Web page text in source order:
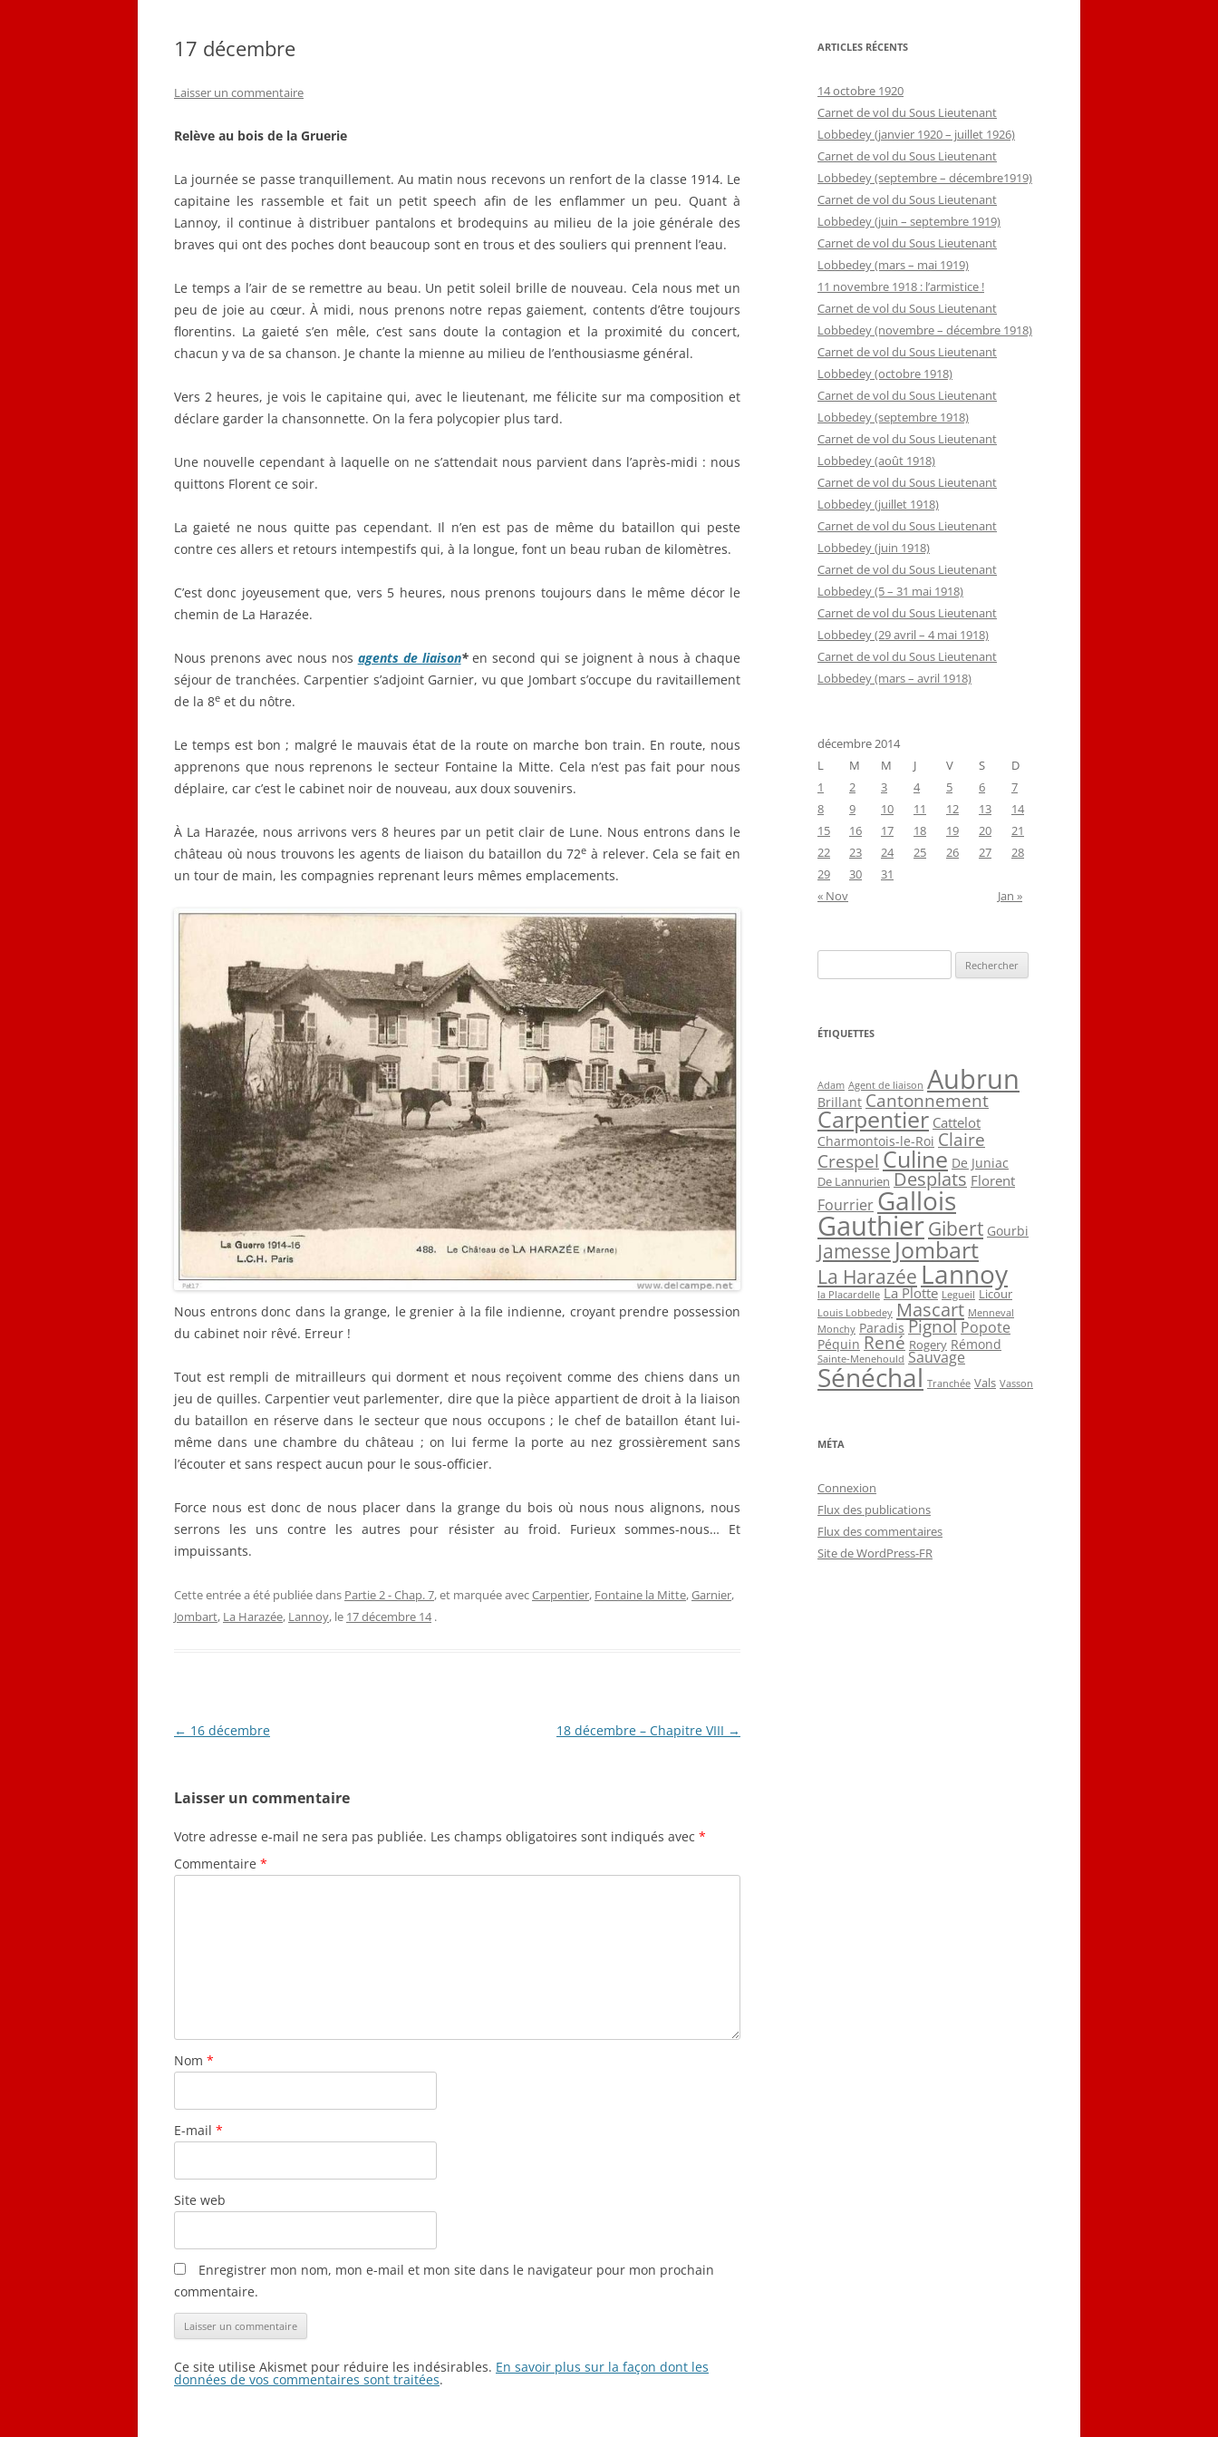
CARNET DE VOL (1916-1921)
17 décembre
Laisser un commentaire
Relève au bois de la Gruerie
La journée se passe tranquillement. Au matin nous recevons un renfort de la classe 1914. Le
capitaine les rassemble et fait un petit speech afin de les enflammer un peu. Quant à
Lannoy, il continue à distribuer pantalons et brodequins au milieu de la joie générale des
braves qui ont des poches dont beaucoup sont en trous et des souliers qui prennent l’eau.
Le temps a l’air de se remettre au beau. Un petit soleil brille de nouveau. Cela nous met un
peu de joie au cœur. À midi, nous prenons notre repas gaiement, contents d’être toujours
florentins. La gaieté s’en mêle, c’est sans doute la contagion et la proximité du concert,
chacun y va de sa chanson. Je chante la mienne au milieu de l’enthousiasme général.
Vers 2 heures, je vois le capitaine qui, avec le lieutenant, me félicite sur ma composition et
déclare garder la chansonnette. On la fera polycopier plus tard.
Une nouvelle cependant à laquelle on ne s’attendait nous parvient dans l’après-midi : nous
quittons Florent ce soir.
La gaieté ne nous quitte pas cependant. Il n’en est pas de même du bataillon qui peste
contre ces allers et retours intempestifs qui, à la longue, font un beau ruban de kilomètres.
C’est donc joyeusement que, vers 5 heures, nous prenons toujours dans le même décor le
chemin de La Harazée.
Nous prenons avec nous nos agents de liaison*en second qui se joignent à nous à chaque
séjour de tranchées. Carpentier s’adjoint Garnier, vu que Jombart s’occupe du ravitaillement
de la 8e et du nôtre.
Le temps est bon ; malgré le mauvais état de la route on marche bon train. En route, nous
apprenons que nous reprenons le secteur Fontaine la Mitte. Cela n’est pas fait pour nous
déplaire, car c’est le cabinet noir de nouveau, aux doux souvenirs.
À La Harazée, nous arrivons vers 8 heures par un petit clair de Lune. Nous entrons dans le
château où nous trouvons les agents de liaison du bataillon du 72e à relever. Cela se fait en
un tour de main, les compagnies reprenant leurs mêmes emplacements.
Nous entrons donc dans la grange, le grenier à la file indienne, croyant prendre possession
du cabinet noir rêvé. Erreur !
Tout est rempli de mitrailleurs qui dorment et nous reçoivent comme des chiens dans un
jeu de quilles. Carpentier veut parlementer, dire que la pièce appartient de droit à la liaison
du bataillon en réserve dans le secteur que nous occupons ; le chef de bataillon étant lui-
même dans une chambre du château ; on lui ferme la porte au nez grossièrement sans
l’écouter et sans respect aucun pour le sous-officier.
Force nous est donc de nous placer dans la grange du bois où nous nous alignons, nous
serrons les uns contre les autres pour résister au froid. Furieux sommes-nous… Et
impuissants.
Cette entrée a été publiée dans Partie 2 - Chap. 7, et marquée avecCarpentier, Fontaine la Mitte,Garnier,
Jombart, La Harazée, Lannoy, le 17 décembre 14 .
Navigation
← 16 décembre 18 décembre – Chapitre VIII →
Laisser un commentaire
Votre adresse e-mail ne sera pas publiée. Les champs obligatoires sont indiqués avec *
Commentaire *
Nom *
E-mail *
Site web
Enregistrer mon nom, mon e-mail et mon site dans le navigateur pour mon prochain
commentaire.
Ce site utilise Akismet pour réduire les indésirables. En savoir plus sur la façon dont les
données de vos commentaires sont traitées.
ARTICLES RÉCENTS
14 octobre 1920
Carnet de vol du Sous Lieutenant
Lobbedey (janvier 1920 – juillet 1926)
Carnet de vol du Sous Lieutenant
Lobbedey (septembre – décembre1919)
Carnet de vol du Sous Lieutenant
Lobbedey (juin – septembre 1919)
Carnet de vol du Sous Lieutenant
Lobbedey (mars – mai 1919)
11 novembre 1918 : l’armistice !
Carnet de vol du Sous Lieutenant
Lobbedey (novembre – décembre 1918)
Carnet de vol du Sous Lieutenant
Lobbedey (octobre 1918)
Carnet de vol du Sous Lieutenant
Lobbedey (septembre 1918)
Carnet de vol du Sous Lieutenant
Lobbedey (août 1918)
Carnet de vol du Sous Lieutenant
Lobbedey (juillet 1918)
Carnet de vol du Sous Lieutenant
Lobbedey (juin 1918)
Carnet de vol du Sous Lieutenant
Lobbedey (5 – 31 mai 1918)
Carnet de vol du Sous Lieutenant
Lobbedey (29 avril – 4 mai 1918)
Carnet de vol du Sous Lieutenant
Lobbedey (mars – avril 1918)
décembre 2014
L
M M J V S
D
1
2 3 4 5 6
7
8
9 10 11 12 13
14
15
16 17 18 19 20
21
22
23 24 25 26 27
28
29
30
31
« Nov
Jan »
ÉTIQUETTES
Adam Agent de liaison Aubrun
Brillant Cantonnement
Carpentier Cattelot
Charmontois-le-Roi Claire
Crespel Culine De Juniac
De Lannurien Desplats Florent
Fourrier Gallois
GauthierGibert Gourbi
JamesseJombart
La HarazéeLannoy
la Placardelle La Plotte Legueil Licour
Louis Lobbedey Mascart Menneval
Monchy Paradis Pignol Popote
Péquin René Rogery Rémond
Sainte-Menehould Sauvage
Sénéchal Tranchée Vals Vasson
MÉTA
Connexion
Flux des publications
Flux des commentaires
Site de WordPress-FR